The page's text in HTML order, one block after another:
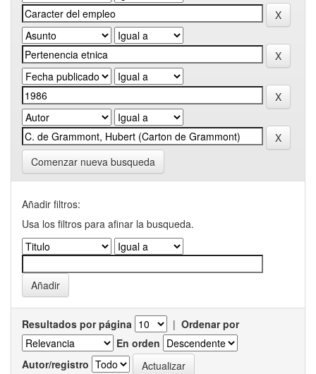
Comenzar nueva busqueda
Añadir filtros:
Usa los filtros para afinar la busqueda.
Resultados por página | Ordenar por
En orden
Autor/registro